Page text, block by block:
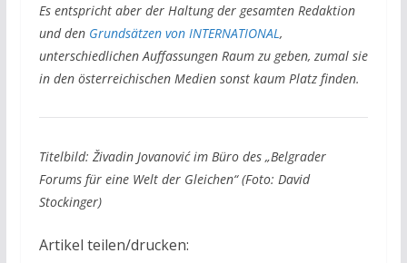
Es entspricht aber der Haltung der gesamten Redaktion
und den Grundsätzen von INTERNATIONAL,
unterschiedlichen Auffassungen Raum zu geben, zumal sie
in den österreichischen Medien sonst kaum Platz finden.
Titelbild: Živadin Jovanović im Büro des „Belgrader
Forums für eine Welt der Gleichen“ (Foto: David
Stockinger)
Artikel teilen/drucken: